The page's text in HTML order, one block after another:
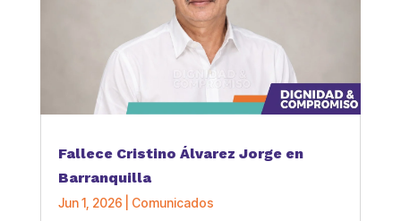
Fallece Cristino Álvarez Jorge en
Barranquilla
Jun 1, 2026 Comunicados